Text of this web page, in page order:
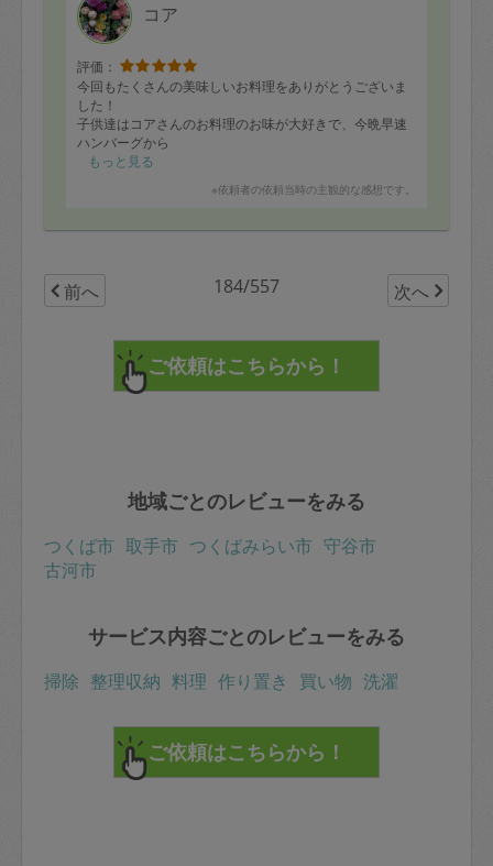
コア
評価：
今回もたくさんの美味しいお料理をありがとうございま
した！
子供達はコアさんのお料理のお味が大好きで、今晩早速
ハンバーグから
いただきました❤️
もっと見る
※依頼者の依頼当時の主観的な感想です。
前へ 184/557 次へ
地域ごとのレビューをみる
つくば市 取手市 つくばみらい市 守谷市
古河市
サービス内容ごとのレビューをみる
掃除 整理収納 料理 作り置き 買い物 洗濯